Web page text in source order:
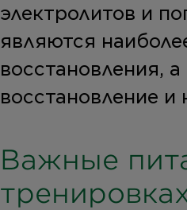
электролитов и
являются
восстановления,
восстановление
Важные